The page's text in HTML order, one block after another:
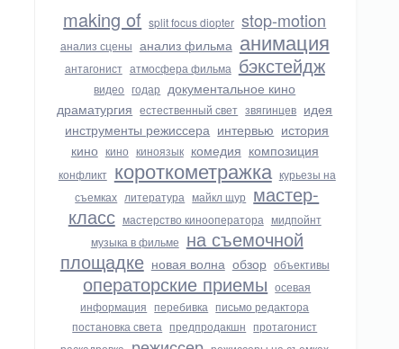
making of split focus diopter stop-motion
анализ сцены анализ фильма анимация
антагонист атмосфера фильма бэкстейдж
видео годар документальное кино
драматургия естественный свет звягинцев идея
инструменты режиссера интервью история
кино кино киноязык комедия композиция
конфликт короткометражка курьезы на
съемках литература майкл щур мастер-
класс мастерство кинооператора мидпойнт
музыка в фильме на съемочной
площадке новая волна обзор объективы
операторские приемы осевая
информация перебивка письмо редактора
постановка света предпродакшн протагонист